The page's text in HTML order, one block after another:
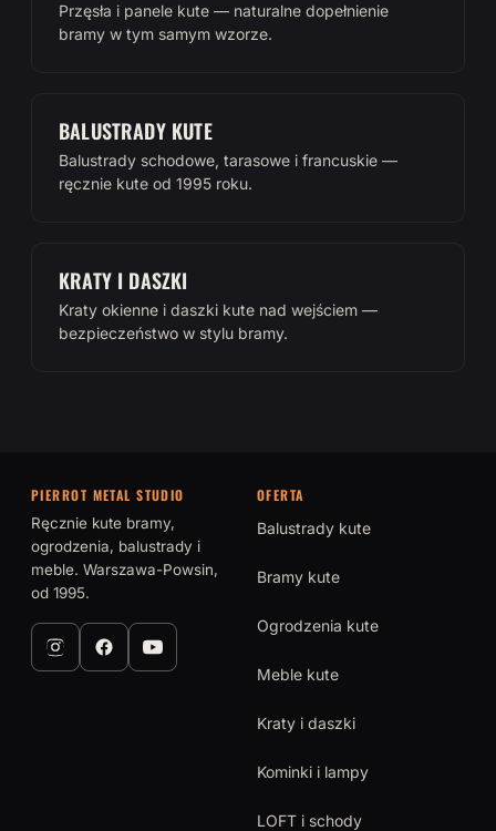
Przęsła i panele kute — naturalne dopełnienie
bramy w tym samym wzorze.
BALUSTRADY KUTE
Balustrady schodowe, tarasowe i francuskie —
ręcznie kute od 1995 roku.
KRATY I DASZKI
Kraty okienne i daszki kute nad wejściem —
bezpieczeństwo w stylu bramy.
PIERROT METAL STUDIO
Ręcznie kute bramy,
ogrodzenia, balustrady i
meble. Warszawa-Powsin,
od 1995.
OFERTA
Balustrady kute
Bramy kute
Ogrodzenia kute
Meble kute
Kraty i daszki
Kominki i lampy
LOFT i schody